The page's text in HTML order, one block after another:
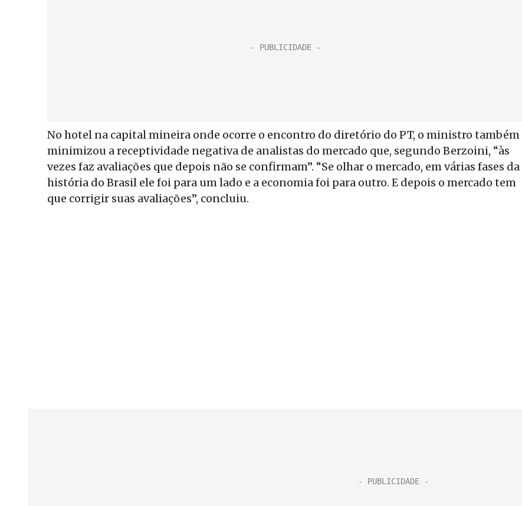
No hotel na capital mineira onde ocorre o encontro do diretório do PT, o ministro também
minimizou a receptividade negativa de analistas do mercado que, segundo Berzoini, “às
vezes faz avaliações que depois não se confirmam”. “Se olhar o mercado, em várias fases da
história do Brasil ele foi para um lado e a economia foi para outro. E depois o mercado tem
que corrigir suas avaliações”, concluiu.